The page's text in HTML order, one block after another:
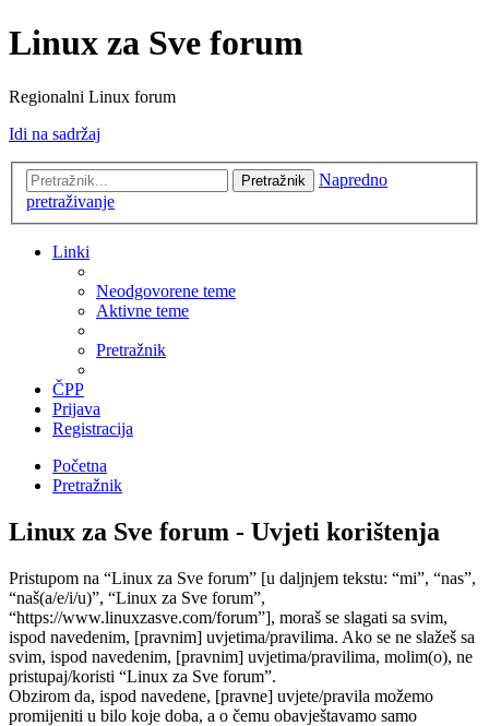
Linux za Sve forum
Regionalni Linux forum
Idi na sadržaj
Pretražnik
Napredno
pretraživanje
Linki
Neodgovorene teme
Aktivne teme
Pretražnik
ČPP
Prijava
Registracija
Početna
Pretražnik
Linux za Sve forum - Uvjeti korištenja
Pristupom na “Linux za Sve forum” [u daljnjem tekstu: “mi”, “nas”,
“naš(a/e/i/u)”, “Linux za Sve forum”,
“https://www.linuxzasve.com/forum”], moraš se slagati sa svim,
ispod navedenim, [pravnim] uvjetima/pravilima. Ako se ne slažeš sa
svim, ispod navedenim, [pravnim] uvjetima/pravilima, molim(o), ne
pristupaj/koristi “Linux za Sve forum”.
Obzirom da, ispod navedene, [pravne] uvjete/pravila možemo
promijeniti u bilo koje doba, a o čemu obavještavamo samo